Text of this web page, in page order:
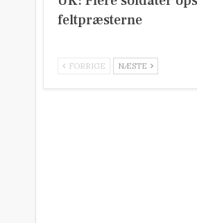
feltpræsterne
FORRIGE NÆSTE